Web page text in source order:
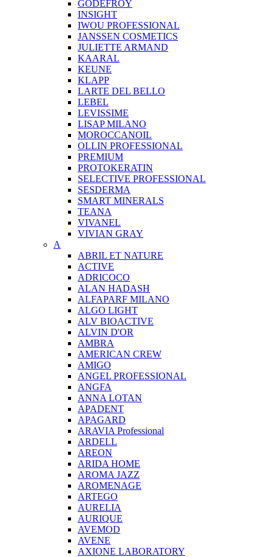
GODEFROY
INSIGHT
IWOU PROFESSIONAL
JANSSEN COSMETICS
JULIETTE ARMAND
KAARAL
KEUNE
KLAPP
LARTE DEL BELLO
LEBEL
LEVISSIME
LISAP MILANO
MOROCCANOIL
OLLIN PROFESSIONAL
PREMIUM
PROTOKERATIN
SELECTIVE PROFESSIONAL
SESDERMA
SMART MINERALS
TEANA
VIVANEL
VIVIAN GRAY
A
ABRIL ET NATURE
ACTIVE
ADRICOCO
ALAN HADASH
ALFAPARF MILANO
ALGO LIGHT
ALV BIOACTIVE
ALVIN D'OR
AMBRA
AMERICAN CREW
AMIGO
ANGEL PROFESSIONAL
ANGFA
ANNA LOTAN
APADENT
APAGARD
ARAVIA Professional
ARDELL
AREON
ARIDA HOME
AROMA JAZZ
AROMENAGE
ARTEGO
AURELIA
AURIQUE
AVEMOD
AVENE
AXIONE LABORATORY